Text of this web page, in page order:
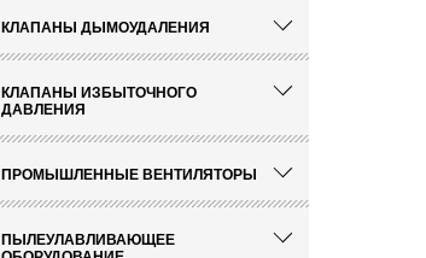
КЛАПАНЫ ДЫМОУДАЛЕНИЯ
КЛАПАНЫ ИЗБЫТОЧНОГО
ДАВЛЕНИЯ
ПРОМЫШЛЕННЫЕ ВЕНТИЛЯТОРЫ
ПЫЛЕУЛАВЛИВАЮЩЕЕ